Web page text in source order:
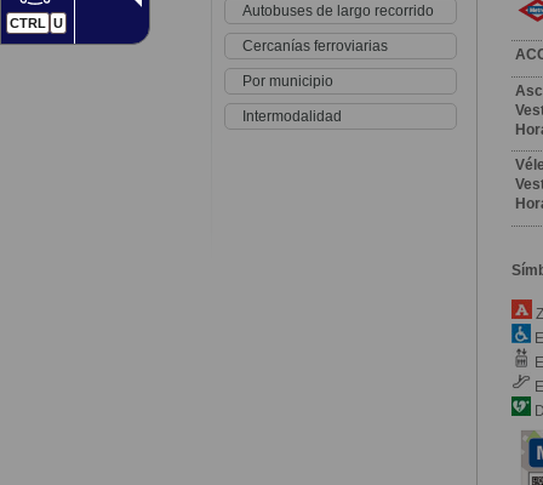
CTRL U
Autobuses de largo recorrido
Cercanías ferroviarias
Por municipio
Intermodalidad